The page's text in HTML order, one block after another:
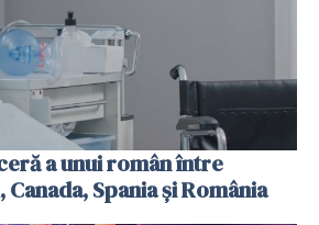
a unui român între
Spania și România